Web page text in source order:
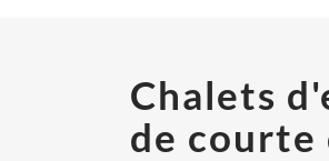
Chalets
de courte